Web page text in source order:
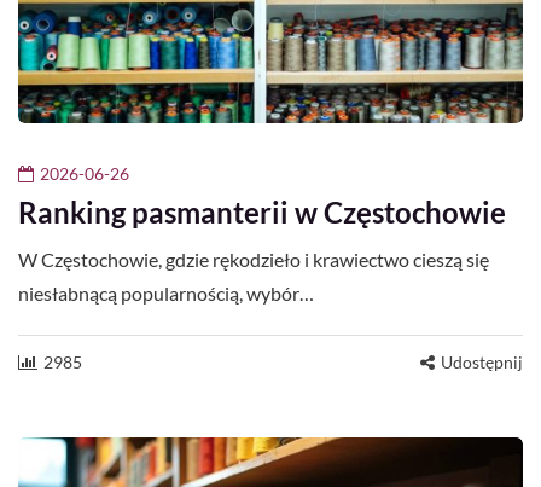
2026-06-26
Ranking pasmanterii w Częstochowie
W Częstochowie, gdzie rękodzieło i krawiectwo cieszą się
niesłabnącą popularnością, wybór…
2985 Udostępnij